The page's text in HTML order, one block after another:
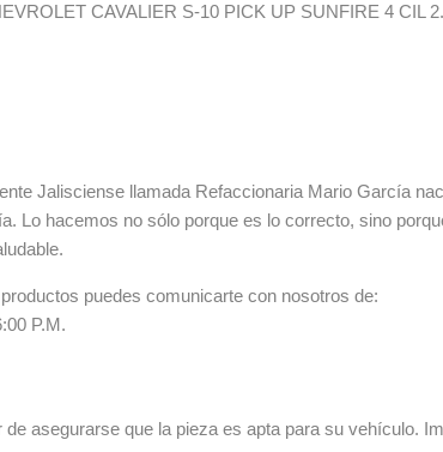
CAVALIER S-10 PICK UP SUNFIRE 4 CIL
Jalisciense llamada Refaccionaria Mario García
Lo hacemos no sólo porque es lo correcto, sino
puedes comunicarte con nosotros de:
P.M.
asegurarse que la pieza es apta para su vehículo.